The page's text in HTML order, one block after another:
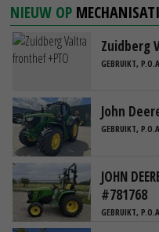
NIEUW OP
Zuidberg
GEBRUIKT,
John
GEBRUIKT,
JOHN
#781768
GEBRUIKT,